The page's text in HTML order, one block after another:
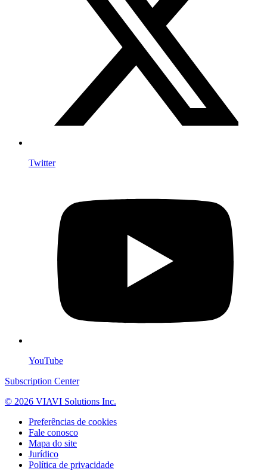
Twitter
YouTube
Subscription Center
© 2026 VIAVI Solutions Inc.
Preferências de cookies
Fale conosco
Mapa do site
Jurídico
Política de privacidade